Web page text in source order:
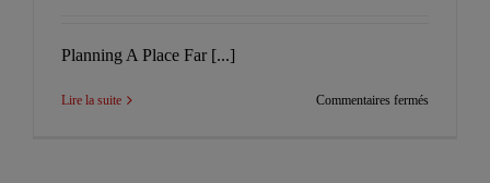
Planning A Place Far [...]
Lire la suite Commentaires fermés